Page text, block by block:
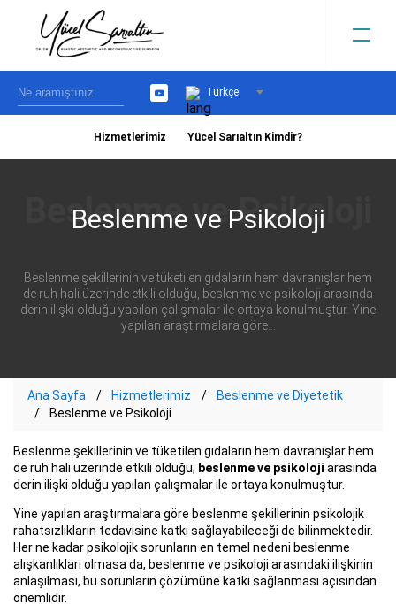
YouTubeTürkçe
Hizmetlerimiz Yücel Sarıaltın Kimdir?
Beslenme ve Psikoloji
Beslenme şekillerinin ve tüketilen gıdaların hem davranışlar hem
de ruh hali üzerinde etkili olduğu, beslenme ve psikoloji arasında
derin ilişki olduğu yapılan çalışmalar ile ortaya konulmuştur. Yine
yapılan araştırmalara göre...
Ana Sayfa Hizmetlerimiz
Beslenme ve Diyetetik
Beslenme ve Psikoloji
Beslenme şekillerinin ve tüketilen gıdaların hem davranışlar hem
de ruh hali üzerinde etkili olduğu, beslenme ve psikoloji arasında
derin ilişki olduğu yapılan çalışmalar ile ortaya konulmuştur.
Yine yapılan araştırmalara göre beslenme şekillerinin psikolojik
rahatsızlıkların tedavisine katkı sağlayabileceği de bilinmektedir.
Her ne kadar psikolojik sorunların en temel nedeni beslenme
alışkanlıkları olmasa da, beslenme ve psikoloji arasındaki ilişkinin
anlaşılması, bu sorunların çözümüne katkı sağlanması açısından
önemlidir.